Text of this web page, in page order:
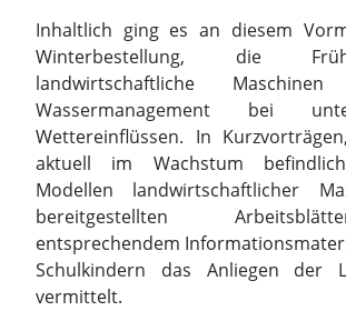
Inhaltlich ging es an diesem
Winterbestellung, die
landwirtschaftliche
Wassermanagement bei
Wettereinflüssen. In
aktuell im Wachstum
Modellen landwirtschaftlicher
bereitgestellten
entsprechendem
Schulkindern das Anliegen der
vermittelt.